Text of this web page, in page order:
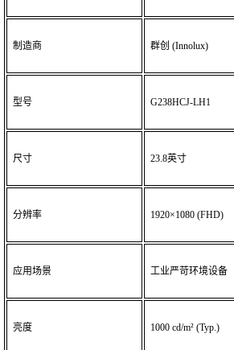
制造商 群创 (Innolux)
型号 G238HCJ-LH1
尺寸 23.8英寸
分辨率 1920×1080 (FHD)
应用场景 工业严苛环境设备
亮度 1000 cd/m² (Typ.)